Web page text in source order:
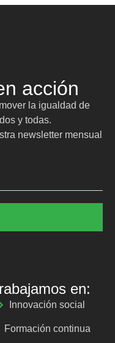
acción
la igualdad de
y todas.
newsletter mensual
en:
Innovación social
Formación continua